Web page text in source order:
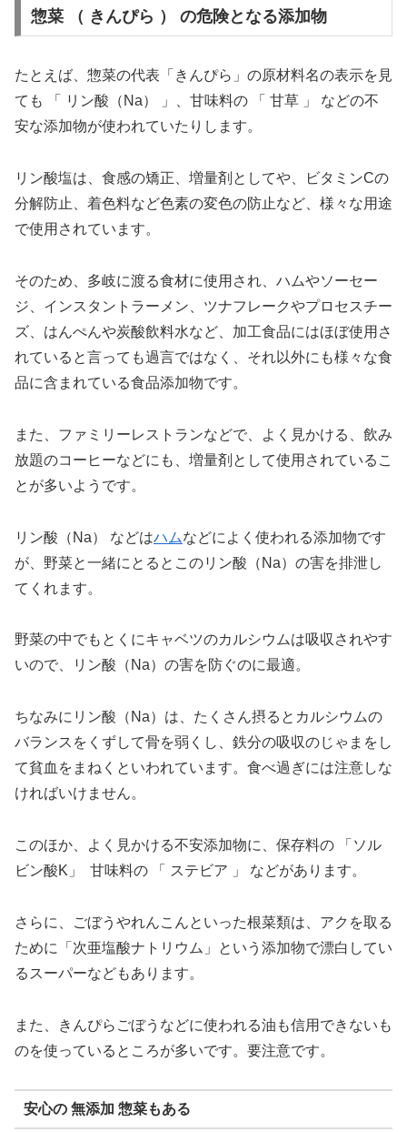
惣菜 （ きんぴら ） の危険となる添加物
たとえば、惣菜の代表「きんぴら」の原材料名の表示を見
ても 「 リン酸（Na） 」、甘味料の 「 甘草 」 などの不
安な添加物が使われていたりします。
リン酸塩は、食感の矯正、増量剤としてや、ビタミンCの
分解防止、着色料など色素の変色の防止など、様々な用途
で使用されています。
そのため、多岐に渡る食材に使用され、ハムやソーセー
ジ、インスタントラーメン、ツナフレークやプロセスチー
ズ、はんぺんや炭酸飲料水など、加工食品にはほぼ使用さ
れていると言っても過言ではなく、それ以外にも様々な食
品に含まれている食品添加物です。
また、ファミリーレストランなどで、よく見かける、飲み
放題のコーヒーなどにも、増量剤として使用されているこ
とが多いようです。
リン酸（Na） などはハムなどによく使われる添加物です
が、野菜と一緒にとるとこのリン酸（Na）の害を排泄し
てくれます。
野菜の中でもとくにキャベツのカルシウムは吸収されやす
いので、リン酸（Na）の害を防ぐのに最適。
ちなみにリン酸（Na）は、たくさん摂るとカルシウムの
バランスをくずして骨を弱くし、鉄分の吸収のじゃまをし
て貧血をまねくといわれています。食べ過ぎには注意しな
ければいけません。
このほか、よく見かける不安添加物に、保存料の 「ソル
ビン酸K」 甘味料の 「 ステビア 」 などがあります。
さらに、ごぼうやれんこんといった根菜類は、アクを取る
ために「次亜塩酸ナトリウム」という添加物で漂白してい
るスーパーなどもあります。
また、きんぴらごぼうなどに使われる油も信用できないも
のを使っているところが多いです。要注意です。
安心の 無添加 惣菜もある